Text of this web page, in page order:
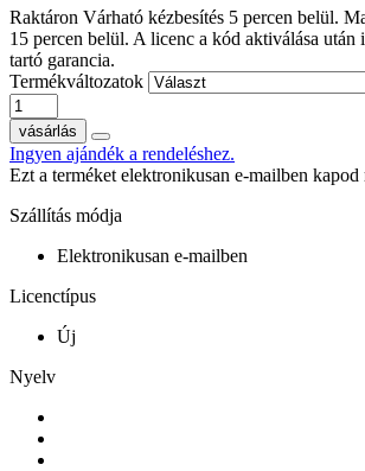
Raktáron Várható kézbesítés 5 percen belül.
15 percen belül. A licenc a kód aktiválása után
tartó garancia.
Termékváltozatok
vásárlás
Ingyen ajándék a rendeléshez.
Ezt a terméket elektronikusan e-mailben kapod
Szállítás módja
Elektronikusan e-mailben
Licenctípus
Új
Nyelv